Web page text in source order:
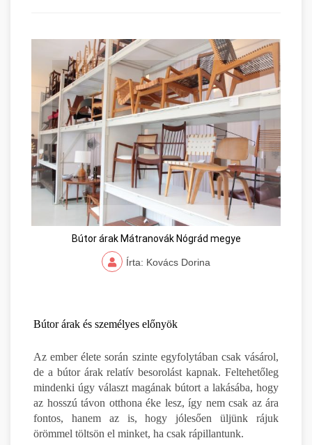
Bútor árak Mátranovák Nógrád megye
Írta: Kovács Dorina
Bútor árak és személyes előnyök
Az ember élete során szinte egyfolytában csak vásárol,
de a bútor árak relatív besorolást kapnak. Feltehetőleg
mindenki úgy választ magának bútort a lakásába, hogy
az hosszú távon otthona éke lesz, így nem csak az ára
fontos, hanem az is, hogy jólesően üljünk rájuk
örömmel töltsön el minket, ha csak rápillantunk.